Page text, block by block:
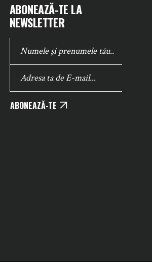
ABONEAZĂ-TE LA
NEWSLETTER
ABONEAZĂ-TE